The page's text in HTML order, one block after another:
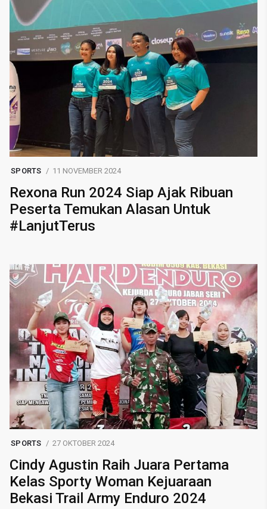
SPORTS 11 NOVEMBER 2024
Rexona Run 2024 Siap Ajak Ribuan
Peserta Temukan Alasan Untuk
#LanjutTerus
SPORTS 27 OKTOBER 2024
Cindy Agustin Raih Juara Pertama
Kelas Sporty Woman Kejuaraan
Bekasi Trail Army Enduro 2024